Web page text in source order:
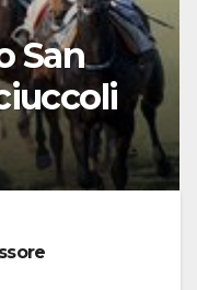
San